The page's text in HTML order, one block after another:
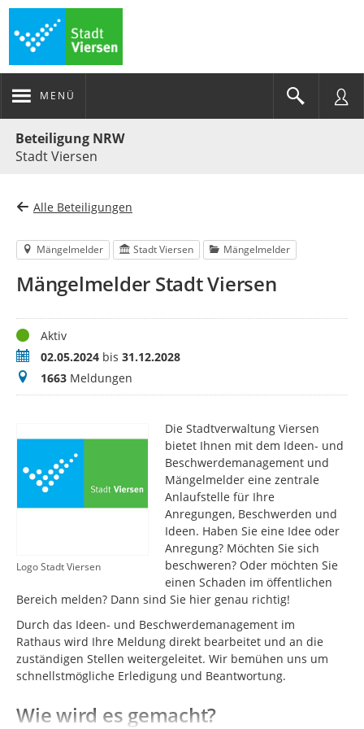
MENÜ
Beteiligung NRW
Stadt Viersen
Alle Beteiligungen
Mängelmelder Stadt Viersen Mängelmelder
Mängelmelder Stadt Viersen
StatusAktiv
Zeitraum02.05.2024 bis 31.12.2028
Meldungen
1663 Meldungen
Logo Stadt Viersen
Die Stadtverwaltung Viersen
bietet Ihnen mit dem Ideen- und
Beschwerdemanagement und
Mängelmelder eine zentrale
Anlaufstelle für Ihre
Anregungen, Beschwerden und
Ideen. Haben Sie eine Idee oder
Anregung? Möchten Sie sich
beschweren? Oder möchten Sie
einen Schaden im öffentlichen
Bereich melden? Dann sind Sie hier genau richtig!
Durch das Ideen- und Beschwerdemanagement im
Rathaus wird Ihre Meldung direkt bearbeitet und an die
zuständigen Stellen weitergeleitet. Wir bemühen uns um
schnellstmögliche Erledigung und Beantwortung.
Wie wird es gemacht?